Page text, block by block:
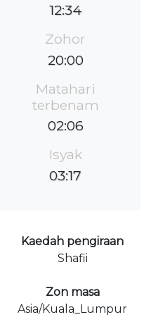
12:34
Zohor
20:00
Matahari
terbenam
02:06
Isyak
03:17
Kaedah pengiraan
Shafii
Zon masa
Asia/Kuala_Lumpur